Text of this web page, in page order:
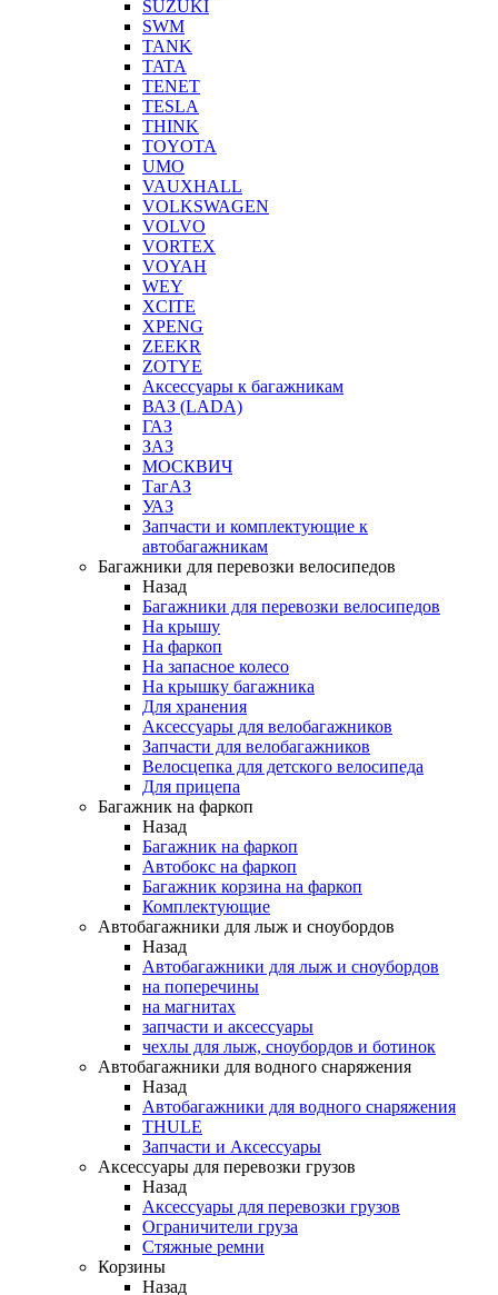
SUZUKI
SWM
TANK
TATA
TENET
TESLA
THINK
TOYOTA
UMO
VAUXHALL
VOLKSWAGEN
VOLVO
VORTEX
VOYAH
WEY
XCITE
XPENG
ZEEKR
ZOTYE
Аксессуары к багажникам
ВАЗ (LADA)
ГАЗ
ЗАЗ
МОСКВИЧ
ТагАЗ
УАЗ
Запчасти и комплектующие к
автобагажникам
Багажники для перевозки велосипедов
Назад
Багажники для перевозки велосипедов
На крышу
На фаркоп
На запасное колесо
На крышку багажника
Для хранения
Аксессуары для велобагажников
Запчасти для велобагажников
Велосцепка для детского велосипеда
Для прицепа
Багажник на фаркоп
Назад
Багажник на фаркоп
Автобокс на фаркоп
Багажник корзина на фаркоп
Комплектующие
Автобагажники для лыж и сноубордов
Назад
Автобагажники для лыж и сноубордов
на поперечины
на магнитах
запчасти и аксессуары
чехлы для лыж, сноубордов и ботинок
Автобагажники для водного снаряжения
Назад
Автобагажники для водного снаряжения
THULE
Запчасти и Аксессуары
Аксессуары для перевозки грузов
Назад
Аксессуары для перевозки грузов
Ограничители груза
Стяжные ремни
Корзины
Назад